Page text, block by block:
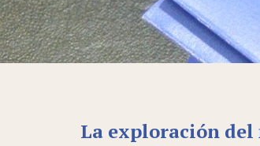
La exploración